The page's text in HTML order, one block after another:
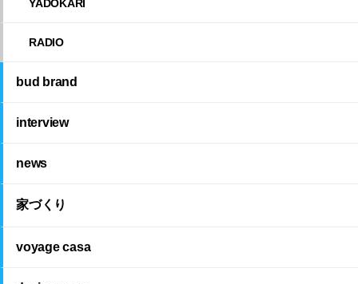
YADOKARI
RADIO
bud brand
interview
news
家づくり
voyage casa